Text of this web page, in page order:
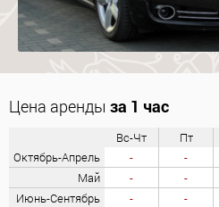
Цена аренды за 1 час
Вс-Чт Пт
Октябрь-Апрель
- -
Май
- -
Июнь-Сентябрь
- -